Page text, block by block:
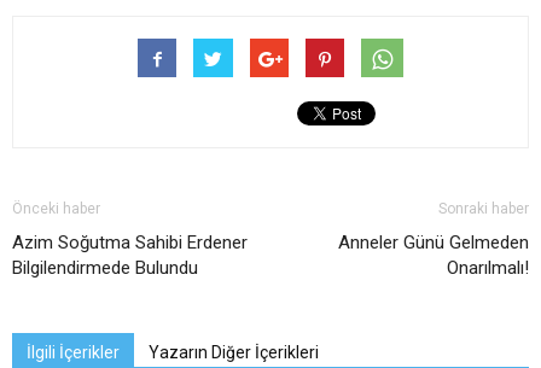
Önceki haber
Azim Soğutma Sahibi Erdener
Bilgilendirmede Bulundu
Sonraki haber
Anneler Günü Gelmeden
Onarılmalı!
İlgili İçerikler Yazarın Diğer İçerikleri